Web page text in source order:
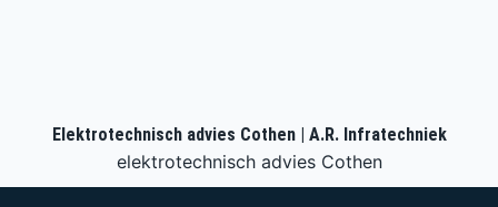
Elektrotechnisch advies Cothen | A.R. Infratechniek
elektrotechnisch advies Cothen